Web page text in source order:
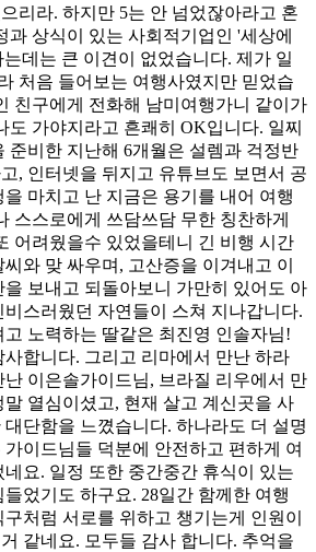
리라. 하지만 5는 안 넘었잖아라고 혼
과 상식이 있는 사회적기업인 '세상에
데는 큰 이견이 없었습니다. 제가 일
처음 들어보는 여행사였지만 믿었습
친구에게 전화해 남미여행가니 같이가
도 가야지라고 흔쾌히 OK입니다. 일찌
준비한 지난해 6개월은 설렘과 걱정반
, 인터넷을 뒤지고 유튜브도 보면서 공
마치고 난 지금은 용기를 내어 여행
스스로에게 쓰담쓰담 무한 칭찬하게
어려웠을수 있었을테니 긴 비행 시간
와 맞 싸우며, 고산증을 이겨내고 이
보내고 되돌아보니 가만히 있어도 아
스러웠던 자연들이 스쳐 지나갑니다.
노력하는 딸같은 최진영 인솔자님!
합니다. 그리고 리마에서 만난 하라
이은솔가이드님, 브라질 리우에서 만
열심이셨고, 현재 살고 계신곳을 사
단함을 느꼈습니다. 하나라도 더 설명
이드님들 덕분에 안전하고 편하게 여
요. 일정 또한 중간중간 휴식이 있는
었기도 하구요. 28일간 함께한 여행
처럼 서로를 위하고 챙기는게 인원이
같네요. 모두들 감사 합니다. 추억을